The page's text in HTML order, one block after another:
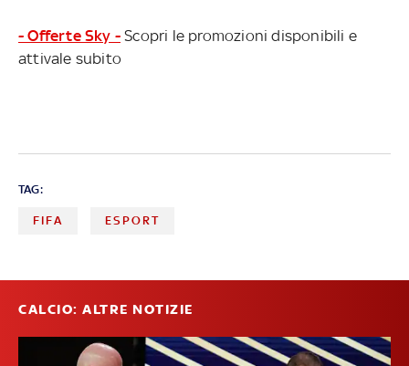
- Offerte Sky - Scopri le promozioni disponibili e
attivale subito
TAG:
FIFA ESPORT
CALCIO: ALTRE NOTIZIE